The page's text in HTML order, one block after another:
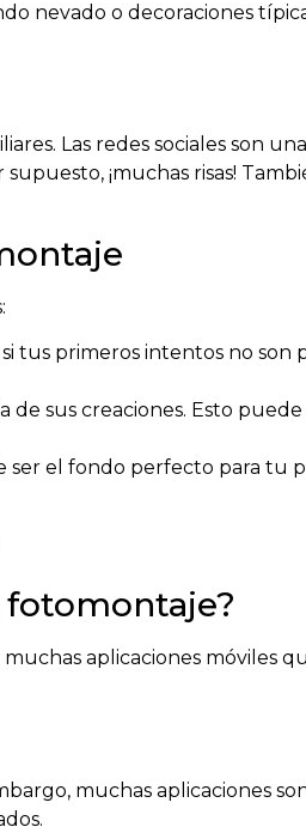
nevado o decoraciones
Las redes sociales son
¡muchas risas!
tus primeros intentos no son
sus creaciones. Esto
ser el fondo perfecto para tu
aplicaciones móviles
muchas aplicaciones